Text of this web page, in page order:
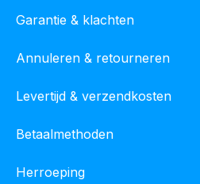
Garantie & klachten
Annuleren & retourneren
Levertijd & verzendkosten
Betaalmethoden
Herroeping